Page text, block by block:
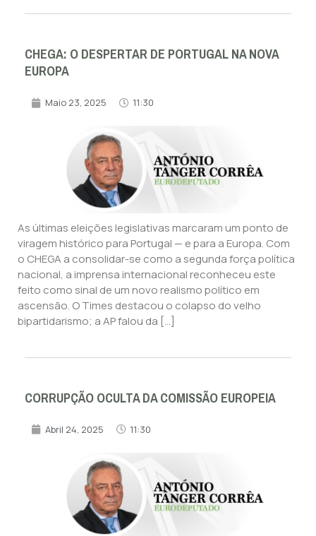
CHEGA: O DESPERTAR DE PORTUGAL NA NOVA
EUROPA
Maio 23, 2025 11:30
As últimas eleições legislativas marcaram um ponto de
viragem histórico para Portugal — e para a Europa. Com
o CHEGA a consolidar-se como a segunda força política
nacional, a imprensa internacional reconheceu este
feito como sinal de um novo realismo político em
ascensão. O Times destacou o colapso do velho
bipartidarismo; a AP falou da […]
CORRUPÇÃO OCULTA DA COMISSÃO EUROPEIA
Abril 24, 2025 11:30